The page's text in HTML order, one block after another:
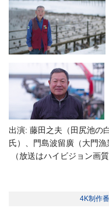
出演: 藤田之夫（田尻池の
氏）、門島波留廣（大門漁
（放送はハイビジョン画
4K制作